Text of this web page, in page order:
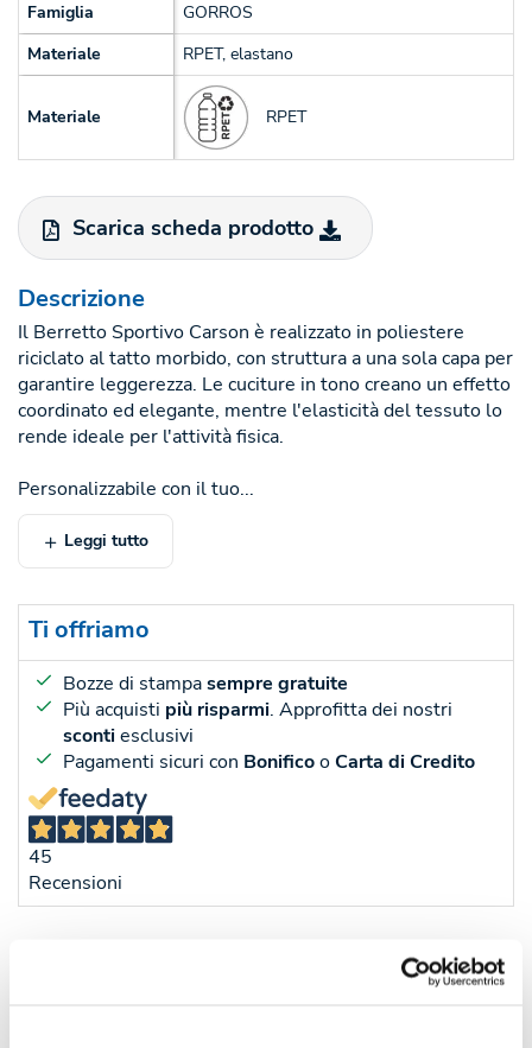
Famiglia
GORROS
Materiale
RPET, elastano
Materiale RPET
Scarica scheda prodotto
Descrizione
Il Berretto Sportivo Carson è realizzato in poliestere
riciclato al tatto morbido, con struttura a una sola capa per
garantire leggerezza. Le cuciture in tono creano un effetto
coordinato ed elegante, mentre l'elasticità del tessuto lo
rende ideale per l'attività fisica.
Personalizzabile con il tuo...
Leggi tutto
Ti offriamo
Bozze di stampasempre gratuite
Più acquisti più risparmi. Approfitta dei nostri
scontiesclusivi
Pagamenti sicuri con BonificooCarta di Credito
45
Recensioni
*Prezzo €